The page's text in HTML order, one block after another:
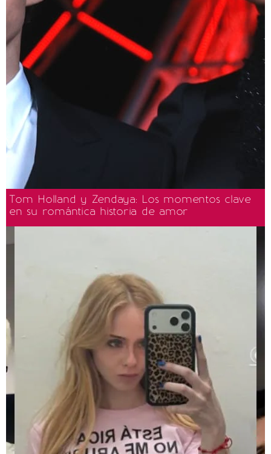
Tom Holland y Zendaya: Los momentos clave
en su romántica historia de amor